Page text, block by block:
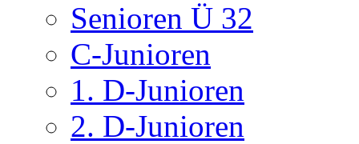
Senioren Ü 32
C-Junioren
1. D-Junioren
2. D-Junioren